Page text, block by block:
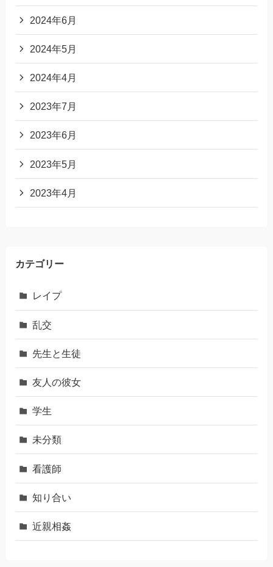
2024年6月
2024年5月
2024年4月
2023年7月
2023年6月
2023年5月
2023年4月
カテゴリー
レイプ
乱交
先生と生徒
友人の彼女
学生
未分類
看護師
知り合い
近親相姦